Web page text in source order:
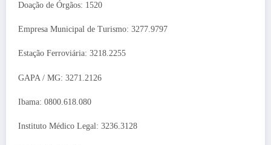
Doação de Órgãos: 1520
Empresa Municipal de Turismo: 3277.9797
Estação Ferroviária: 3218.2255
GAPA / MG: 3271.2126
Ibama: 0800.618.080
Instituto Médico Legal: 3236.3128